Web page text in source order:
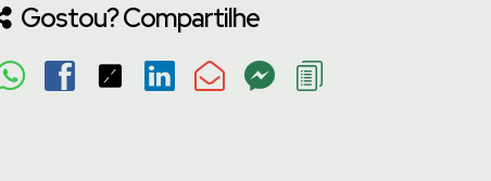
Gostou? Compartilhe